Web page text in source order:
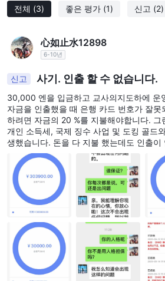
해외 거래
가포르(SGX)의 경우 거래 규모에 따라 다
0.40%로 시작하여 조정됩니다.
10, USD 15.
파생 상품 (예: SET50 선물 및 옵션)
수수료: 구조는 온라인 및 오프라인 요금
되어 있으며, 일일 계약 거래량에 따라 다
다.
상호 펀드
수수료: 투자자는 상호펀드 관리 회사를 통
등한 수수료를 지불합니다.
고정 수입
수수료: OTC 거래에는 수수료가 없으며 순
마진 금융
수수료율: 주식과 유사한 구조로, 마진 계
가지고 있습니다.
SBL (증권 대여 및 대출)
전체 (3) 좋은 평가 (1) 신고 (2)
心如止水12898
6-10년
신고 사기. 인출 할 수 없습니다.
30,000 엔을 입금하고 교사의지도하에
자금을 인출했을 때 은행 카드 번호가 잘못
하려면 자금의 20 %를 지불해야합니다. 그
개인 소득세, 국제 징수 사업 및 도킹 골드
생했습니다. 돈을 다 지불 했는데도 인출이